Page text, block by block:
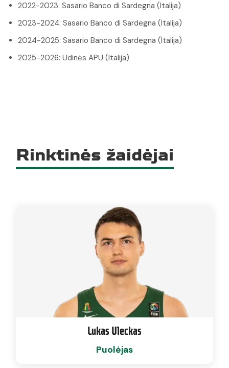
2022-2023: Sasario Banco di Sardegna (Italija)
2023-2024: Sasario Banco di Sardegna (Italija)
2024-2025: Sasario Banco di Sardegna (Italija)
2025-2026: Udinės APU (Italija)
Rinktinės žaidėjai
Lukas Uleckas
Puolėjas